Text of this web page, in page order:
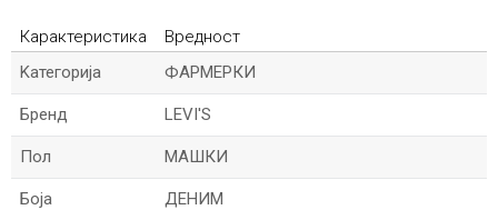
Карактеристика
Вредност
Kатегорија
ФАРМЕРКИ
Бренд LEVI'S
Пол МАШКИ
Боја ДЕНИМ